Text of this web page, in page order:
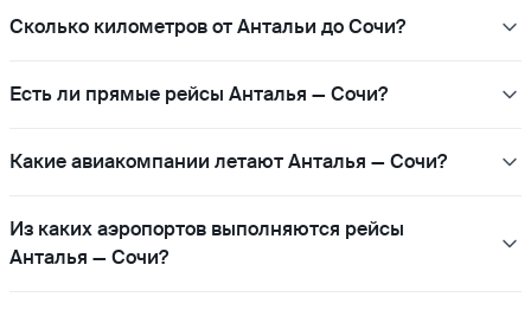
Сколько километров от Антальи до Сочи?
Есть ли прямые рейсы Анталья — Сочи?
Какие авиакомпании летают Анталья — Сочи?
Из каких аэропортов выполняются рейсы
Анталья — Сочи?